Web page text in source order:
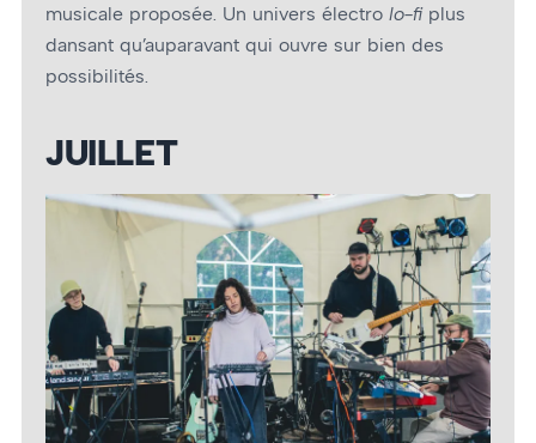
musicale proposée. Un univers électro lo-fiplus
dansant qu’auparavant qui ouvre sur bien des
possibilités.
JUILLET